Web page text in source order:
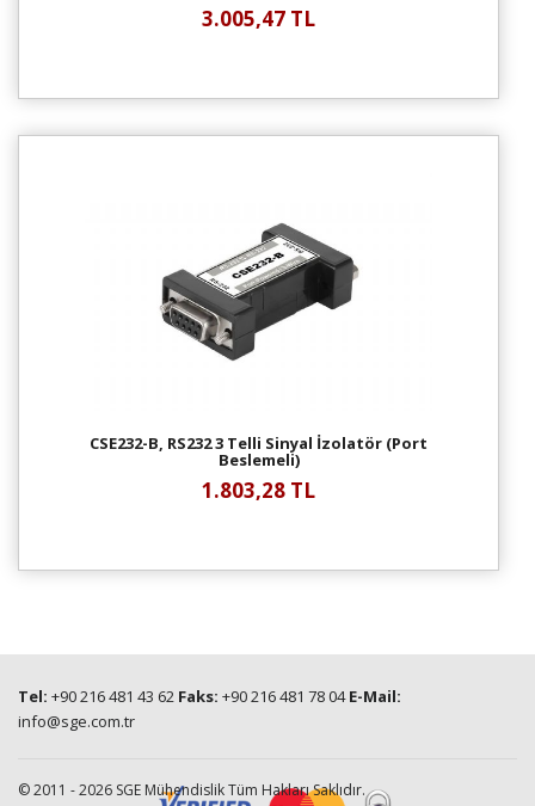
3.005,47 TL
CSE232-B, RS232 3 Telli Sinyal İzolatör (Port
Beslemeli)
1.803,28 TL
Tel: +90 216 481 43 62 Faks: +90 216 481 78 04E-Mail:
info@sge.com.tr
© 2011 - 2026 SGE Mühendislik Tüm Hakları Saklıdır.